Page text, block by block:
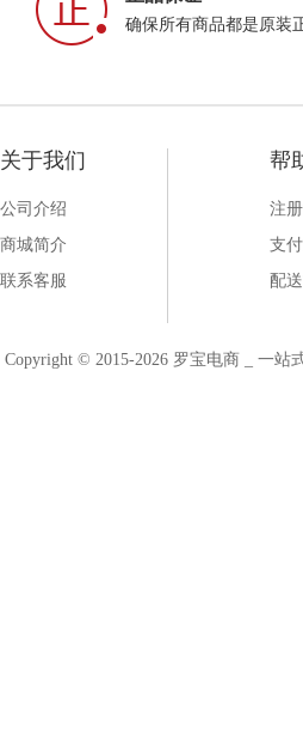
确保所有商品都是原装
关于我们
公司介绍
商城简介
联系客服
帮
注
支
配
Copyright © 2015-2026 罗宝电商 _ 一